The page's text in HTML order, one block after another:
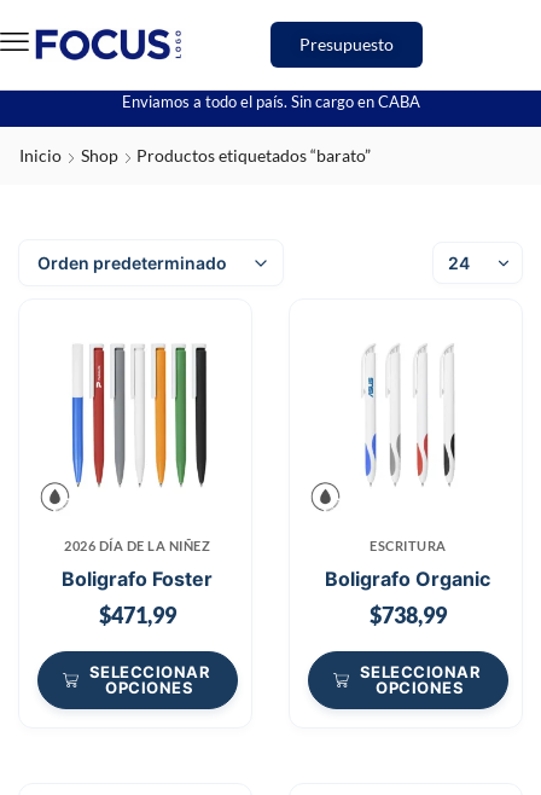
Presupuesto
Enviamos a todo el país. Sin cargo en CABA
Inicio Shop Productos etiquetados “barato”
2026 DÍA DE LA NIÑEZ
Boligrafo Foster
$471,99
SELECCIONAR
OPCIONES
ESCRITURA
Boligrafo Organic
$738,99
SELECCIONAR
OPCIONES